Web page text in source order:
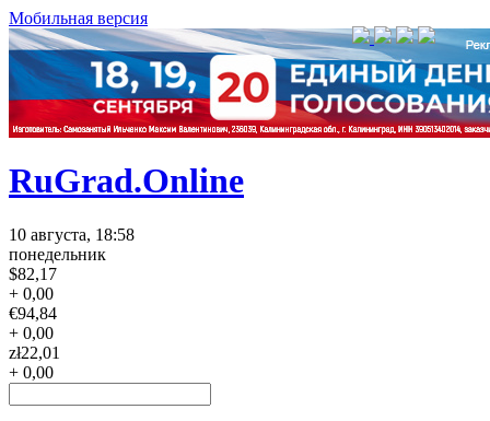
Мобильная версия
RuGrad.Online
10 августа, 18:58
понедельник
$82,17
+ 0,00
€94,84
+ 0,00
zł22,01
+ 0,00